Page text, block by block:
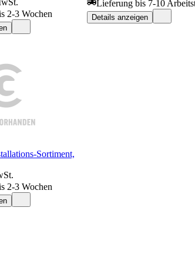
2-3 Wochen
Lieferung bis 7-10
Details anzeigen
Sortiment,
2-3 Wochen